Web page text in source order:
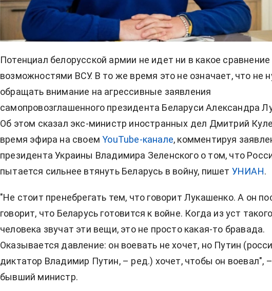
Потенциал белорусской армии не идет ни в какое сравнение
возможностями ВСУ. В то же время это не означает, что не
обращать внимание на агрессивные заявления
самопровозглашенного президента Беларуси Александра
Об этом сказал экс-министр иностранных дел Дмитрий
время эфира на своемYouTube-канале, комментируя
президента Украины Владимира Зеленского о том, что
пытается сильнее втянуть Беларусь в войну, пишет УНИАН.
"Не стоит пренебрегать тем, что говорит Лукашенко. А он
говорит, что Беларусь готовится к войне. Когда из уст такого
человека звучат эти вещи, это не просто какая-то бравада.
Оказывается давление: он воевать не хочет, но Путин
диктатор Владимир Путин, – ред.) хочет, чтобы он воевал",
бывший министр.